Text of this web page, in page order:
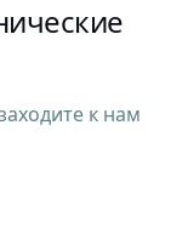
к нам